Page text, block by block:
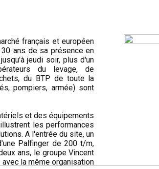
français et européen
ans de sa présence en
jeudi soir, plus d'un
du levage, de
du BTP de toute la
pompiers, armée) sont
et des équipements
les performances
A l'entrée du site, un
Palfinger de 200 t/m,
ans, le groupe Vincent
la même organisation